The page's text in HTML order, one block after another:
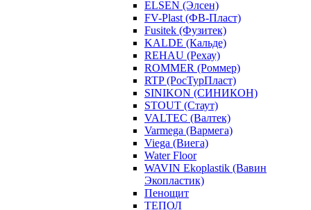
ELSEN (Элсен)
FV-Plast (ФВ-Пласт)
Fusitek (Фузитек)
KALDE (Кальде)
REHAU (Рехау)
ROMMER (Роммер)
RTP (РосТурПласт)
SINIKON (СИНИКОН)
STOUT (Стаут)
VALTEC (Валтек)
Varmega (Вармега)
Viega (Виега)
Water Floor
WAVIN Ekoplastik (Вавин
Экопластик)
Пенощит
ТЕПОЛ